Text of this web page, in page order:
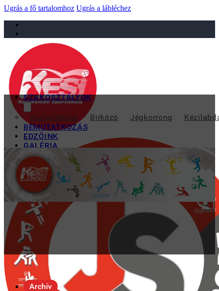
Ugrás a fő tartalomhoz Ugrás a lábléchez
sportiskola@juniorsportkft.hu
SZAKOSZTÁLYOK
Asztalitenisz Birkózó Jégkorrong
BEMUTATKOZÁS
EDZŐINK
GALÉRIA
TAO
KAPCSOLAT
Archív